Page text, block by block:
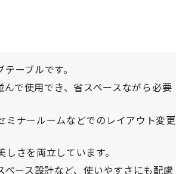
ーブルです。
で使用でき、省スペースながら必要
ナールームなどでのレイアウト変更
さを両立しています。
ース設計など、使いやすさにも配慮